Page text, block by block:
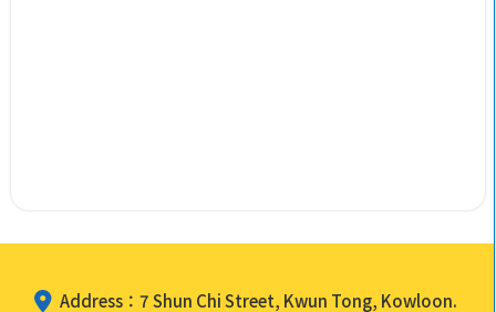
Address：7 Shun Chi Street, Kwun Tong, Kowloon.